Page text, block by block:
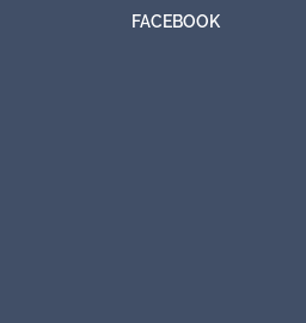
FACEBOOK